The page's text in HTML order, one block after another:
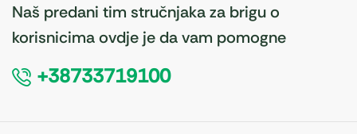
Naš predani tim stručnjaka za brigu o
korisnicima ovdje je da vam pomogne
+38733719100